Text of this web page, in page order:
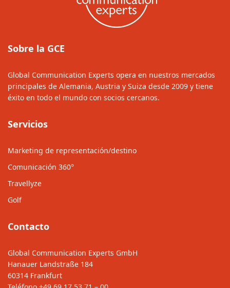
Sobre la GCE
Global Communication Experts opera en nuestros mercados
principales de Alemania, Austria y Suiza desde 2009 y tiene
éxito en todo el mundo con socios cercanos.
Servicios
Marketing de representación/destino
Comunicación 360°
Travellyze
Golf
Contacto
Global Communication Experts GmbH
Hanauer Landstraße 184
60314 Frankfurt